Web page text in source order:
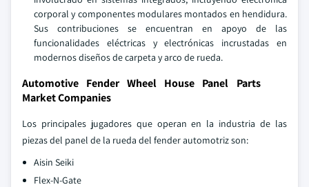
corporal y componentes modulares montados en hendidura.
Sus contribuciones se encuentran en apoyo de las
funcionalidades eléctricas y electrónicas incrustadas en
modernos diseños de carpeta y arco de rueda.
Automotive Fender Wheel House Panel Parts
Market Companies
Los principales jugadores que operan en la industria de las
piezas del panel de la rueda del fender automotriz son:
Aisin Seiki
Flex-N-Gate